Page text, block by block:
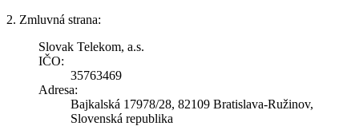
2. Zmluvná strana:
Slovak Telekom, a.s.
IČO:
35763469
Adresa:
Bajkalská 17978/28, 82109 Bratislava-Ružinov,
Slovenská republika